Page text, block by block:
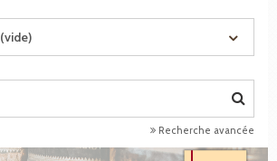
(vide)
Recherche avancée